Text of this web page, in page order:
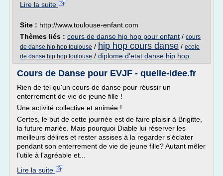
Lire la suite
Site : http://www.toulouse-enfant.com
Thèmes liés : cours de danse hip hop pour enfant / cours
de danse hip hop toulouse / hip hop cours danse / ecole
de danse hip hop toulouse / diplome d'etat danse hip hop
Cours de Danse pour EVJF - quelle-idee.fr
Rien de tel qu'un cours de danse pour réussir un
enterrement de vie de jeune fille !
Une activité collective et animée !
Certes, le but de cette journée est de faire plaisir à Brigitte,
la future mariée. Mais pourquoi Diable lui réserver les
meilleurs délires et rester assises à la regarder s'éclater
pendant son enterrement de vie de jeune fille? Autant mêler
l'utile à l'agréable et...
Lire la suite